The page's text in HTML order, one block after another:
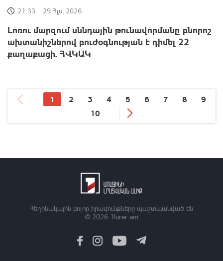
21:33 29 Հլս, 2026
Լոռու մարզում սննդային թունավորմանը բնորոշ
ախտանիշներով բուժօգնության է դիմել 22
քաղաքացի. ՀՎԿԱԿ
1 2 3 4 5 6 7 8
9
10
Հեղինակային բոլոր իրավունքները պաշտպանված են
© 2026 1lurer.am